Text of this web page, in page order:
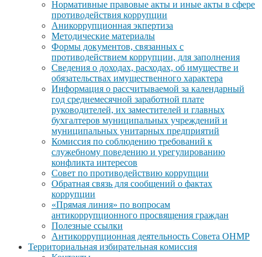
Нормативные правовые акты и иные акты в сфере
противодействия коррупции
Аникоррупционная экпертиза
Методические материалы
Формы документов, связанных с
противодействием коррупции, для заполнения
Сведения о доходах, расходах, об имуществе и
обязательствах имущественного характера
Информация о рассчитываемой за календарный
год среднемесячной заработной плате
руководителей, их заместителей и главных
бухгалтеров муниципальных учреждений и
муниципальных унитарных предприятий
Комиссия по соблюдению требований к
служебному поведению и урегулированию
конфликта интересов
Совет по противодействию коррупции
Обратная связь для сообщений о фактах
коррупции
«Прямая линия» по вопросам
антикоррупционного просвящения граждан
Полезные ссылки
Антикоррупционная деятельность Совета ОНМР
Территориальная избирательная комиссия